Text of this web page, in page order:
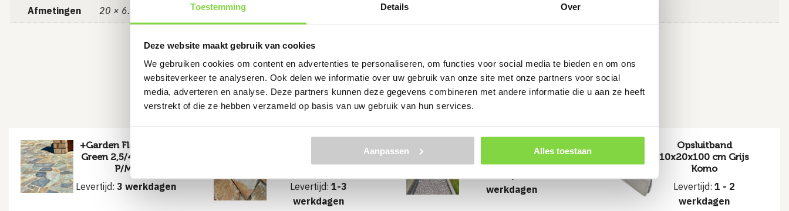
Toestemming Details Over
Deze website maakt gebruik van cookies
We gebruiken cookies om content en advertenties te personaliseren, om functies voor social media te bieden en om ons
websiteverkeer te analyseren. Ook delen we informatie over uw gebruik van onze site met onze partners voor social
media, adverteren en analyse. Deze partners kunnen deze gegevens combineren met andere informatie die u aan ze heeft
verstrekt of die ze hebben verzameld op basis van uw gebruik van hun services.
Aanpassen Alles toestaan
Afmetingen 20 × 6.7 × 6 cm
Misschien kunt u dit ook gebruiken
+Garden Flagstones
Green 2,5/4 cm dik |
P/M²
Levertijd: 3 werkdagen
Siki Karistos 20-35mm
P/M²
Levertijd:1-3
werkdagen
Opsluitband 5x15x100
werkdagen
Opsluitband
10x20x100 cm Grijs
Komo
Levertijd:1 - 2
werkdagen